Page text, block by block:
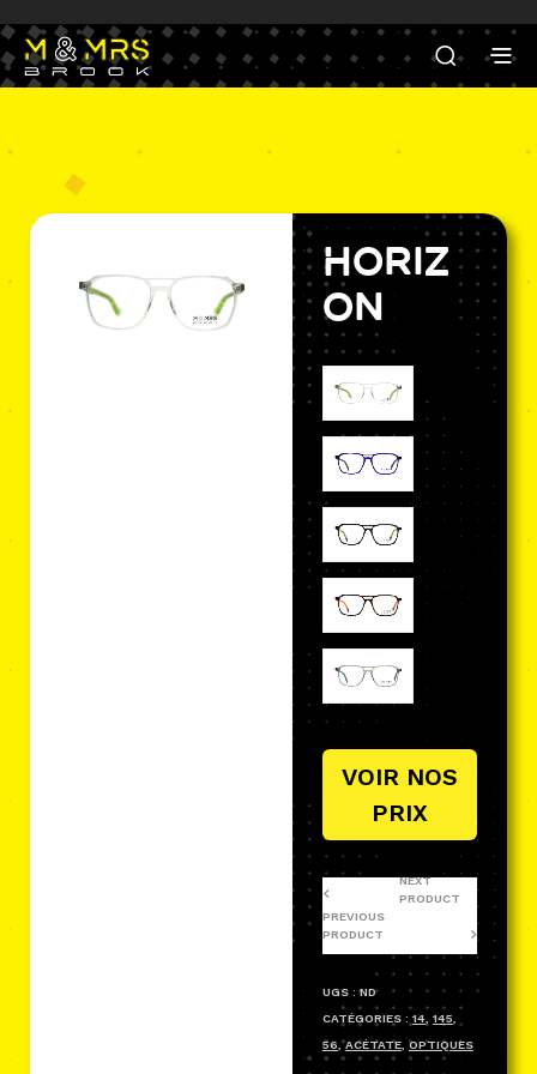
Horiz
on
VOIR NOS
PRIX
UGS :ND
CATÉGORIES : 14, 145
56 ,ACÉTATE, OPTIQUES
PREVIOUS
PRODUCT
NEXT
PRODUCT